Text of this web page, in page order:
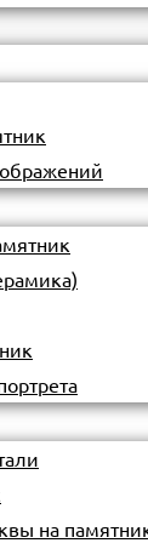
на